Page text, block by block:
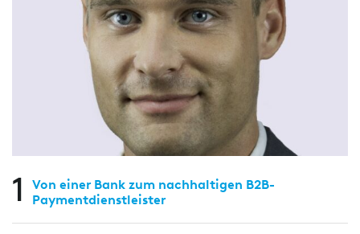
1
Von einer Bank zum nachhaltigen B2B-
Paymentdienstleister